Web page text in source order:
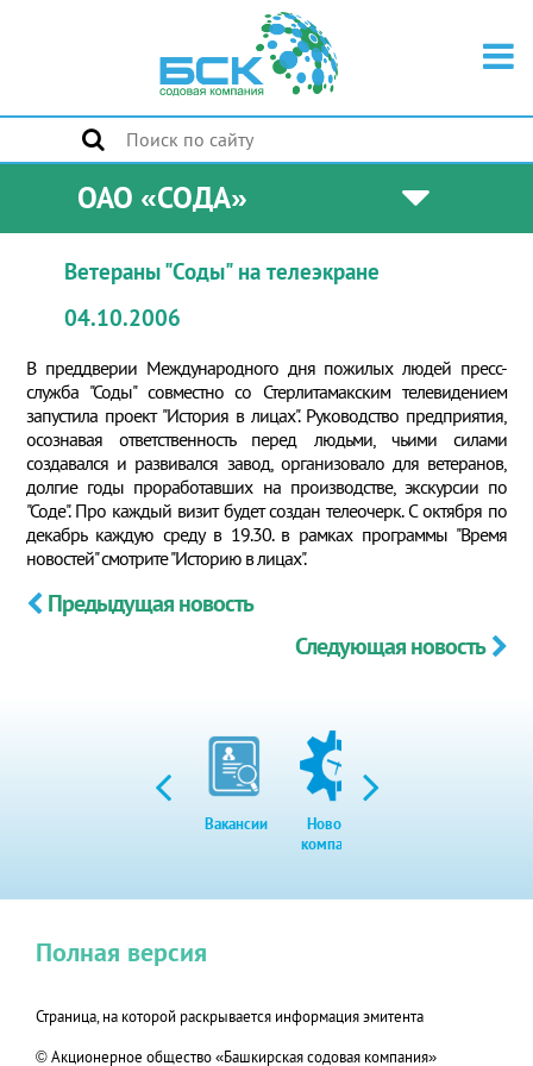
ОАО «СОДА»
Ветераны "Соды" на телеэкране
04.10.2006
В преддверии Международного дня пожилых людей пресс-
служба "Соды" совместно со Стерлитамакским телевидением
запустила проект "История в лицах". Руководство предприятия,
осознавая ответственность перед людьми, чьими силами
создавался и развивался завод, организовало для ветеранов,
долгие годы проработавших на производстве, экскурсии по
"Соде". Про каждый визит будет создан телеочерк. С октября по
декабрь каждую среду в 19.30. в рамках программы "Время
новостей" смотрите "Историю в лицах".
Предыдущая новость
Следующая новость
Вакансии
Новости
компании
Страница, на которой раскрывается информация эмитента
© Акционерное общество «Башкирская содовая компания»
Полная версия